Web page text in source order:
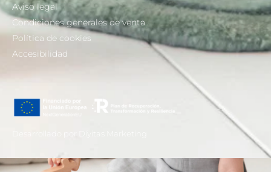
Aviso legal
Condiciones generales de venta
Política de cookies
Accesibilidad